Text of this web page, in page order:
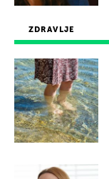
ZDRAVLJE